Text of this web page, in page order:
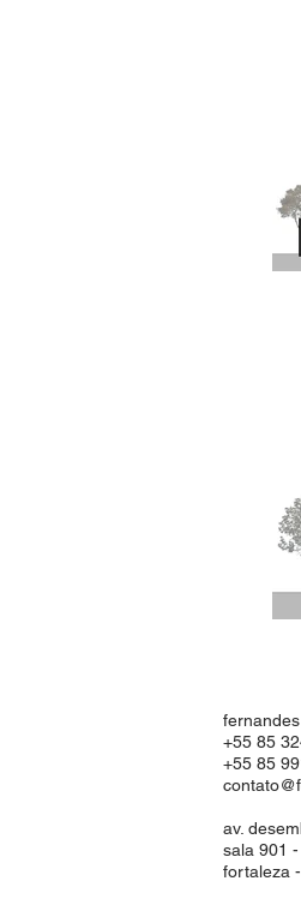
+55 85
+55 85
av.
sala 901
fortaleza